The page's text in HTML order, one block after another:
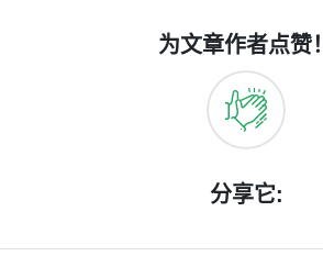
为文章作者点赞！
分享它: